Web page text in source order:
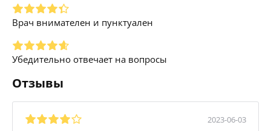
Врач внимателен и пунктуален
Убедительно отвечает на вопросы
Отзывы
2023-06-03